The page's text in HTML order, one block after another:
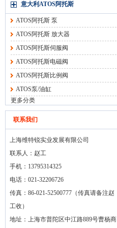
意大利ATOS阿托斯
ATOS阿托斯 泵
ATOS阿托斯 放大器
ATOS阿托斯伺服阀
ATOS阿托斯电磁阀
ATOS阿托斯比例阀
ATOS泵/油缸
更多分类
联系我们
上海维特锐实业发展有限公司
联系人：赵工
手机：13795314325
电话：021-32206726
传真：86-021-52500777（传真请备注赵
工收）
地址：上海市普陀区中江路889号曹杨商